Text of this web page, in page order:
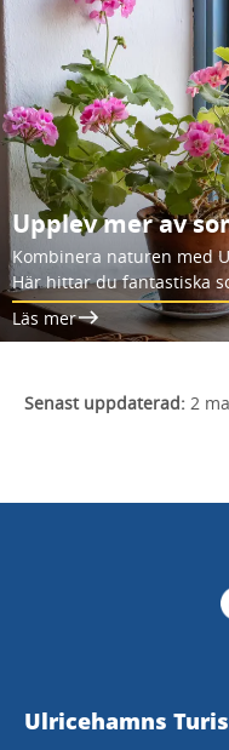
Upplev mer av
Kombinera naturen med
Här hittar du fantastiska
Läs mer
Senast uppdaterad: 2
Ulricehamns